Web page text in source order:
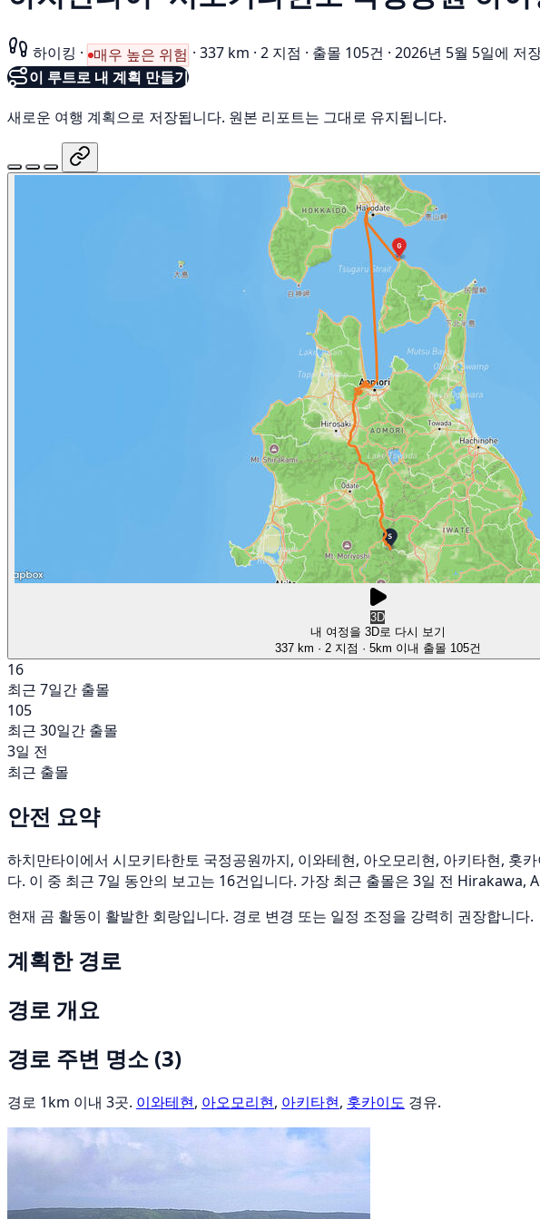
하이킹 · 매우 높은 위험 · 337 km · 2 지점 · 출몰 105건 · 2026년 5월 5일에 저
이 루트로 내 계획 만들기
새로운 여행 계획으로 저장됩니다. 원본 리포트는 그대로 유지됩니다.
3D
내 여정을 3D로 다시 보기
337 km · 2 지점 · 5km 이내 출몰 105건
16
최근 7일간 출몰
105
최근 30일간 출몰
3일 전
최근 출몰
안전 요약
하치만타이에서 시모키타한토 국정공원까지, 이와테현, 아오모리현, 아키타현, 홋
다. 이 중 최근 7일 동안의 보고는 16건입니다. 가장 최근 출몰은 3일 전 Hirakawa,
현재 곰 활동이 활발한 회랑입니다. 경로 변경 또는 일정 조정을 강력히 권장합니다.
계획한 경로
경로 개요
경로 주변 명소 (3)
경로 1km 이내 3곳. 이와테현, 아오모리현, 아키타현, 홋카이도 경유.